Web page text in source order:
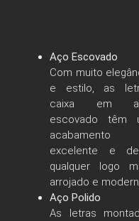
Aço Escovado
Com muito
e estilo, as
caixa em
escovado têm
acabamento
excelente e
qualquer logo
arrojado e
Aço Polido
As letras